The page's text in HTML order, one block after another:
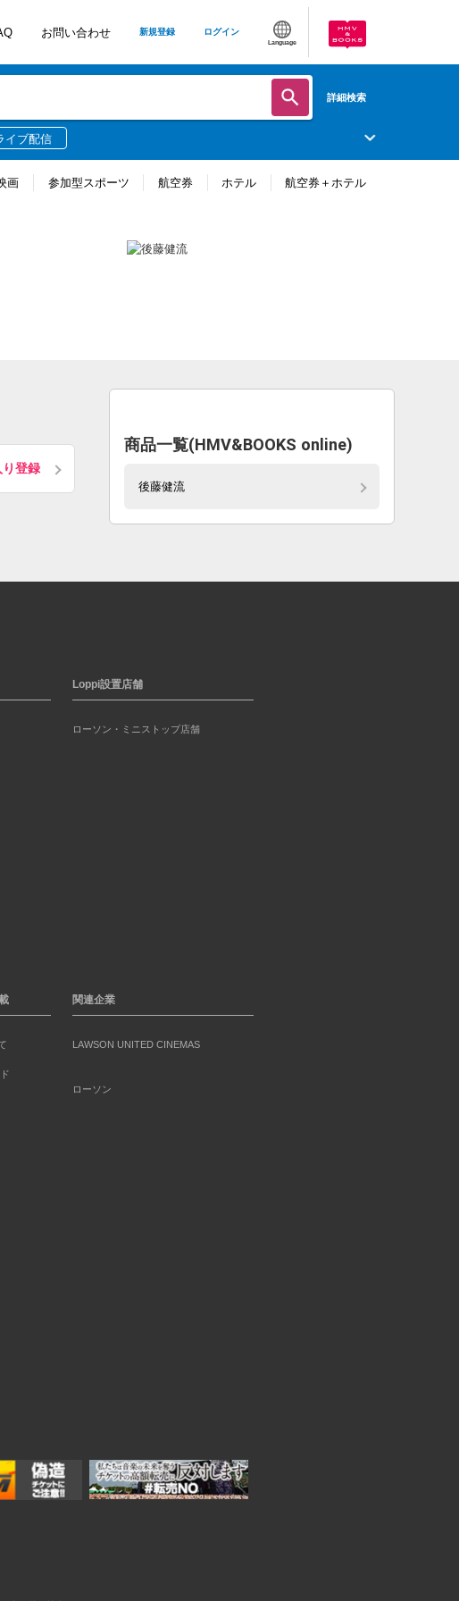
お問い合わせ 新規登録 ログイン
Language
詳細検索
イブ配信
画 参加型スポーツ 航空券 ホテル 航空券＋ホテル
り登録
商品一覧(HMV&BOOKS online)
後藤健流
Loppi設置店舗
ローソン・ミニストップ店舗
関連企業
LAWSON UNITED CINEMAS
ローソン